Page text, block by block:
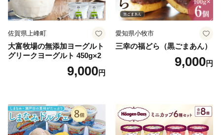
佐賀県上峰町
大富牧場の無添加ヨーグルト
グリークヨーグルト 450g×2
9,000円
愛知県小牧市
三幸の福どら（黒ごまあん）
9,000円